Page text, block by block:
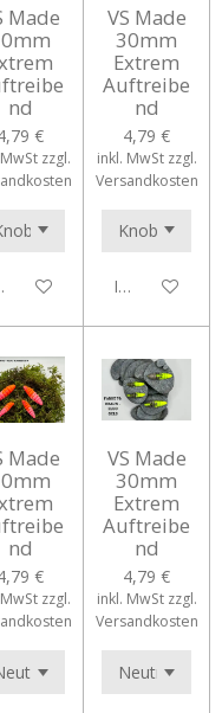
Made
nd
€
zzgl.
den Warenkorb
VS Made
30mm
Extrem
Auftreibe
nd
4,79 €
inkl. MwSt zzgl.
Versandkosten
In den
Made
nd
€
zzgl.
VS Made
30mm
Extrem
Auftreibe
nd
4,79 €
inkl. MwSt zzgl.
Versandkosten